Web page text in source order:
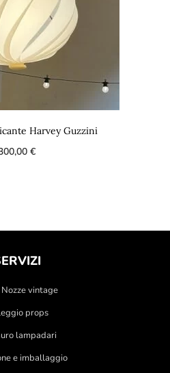
Harvey Guzzini
€
vintage
props
lampadari
e imballaggio